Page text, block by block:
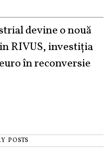
devine o nouă
RIVUS, investiția
în reconversie
POSTS